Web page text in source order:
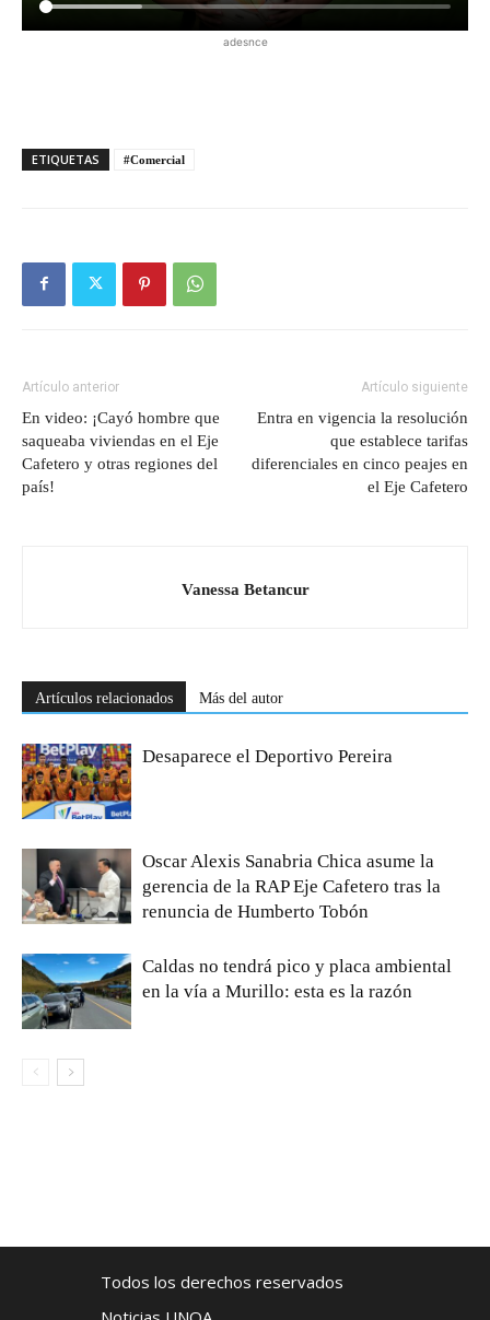
adesnce
ETIQUETAS #Comercial
Artículo anterior
En video: ¡Cayó hombre que
saqueaba viviendas en el Eje
Cafetero y otras regiones del
país!
Artículo siguiente
Entra en vigencia la resolución
que establece tarifas
diferenciales en cinco peajes en
el Eje Cafetero
Vanessa Betancur
Artículos relacionados Más del autor
Desaparece el Deportivo Pereira
Oscar Alexis Sanabria Chica asume la
gerencia de la RAP Eje Cafetero tras la
renuncia de Humberto Tobón
Caldas no tendrá pico y placa ambiental
en la vía a Murillo: esta es la razón
Todos los derechos reservados